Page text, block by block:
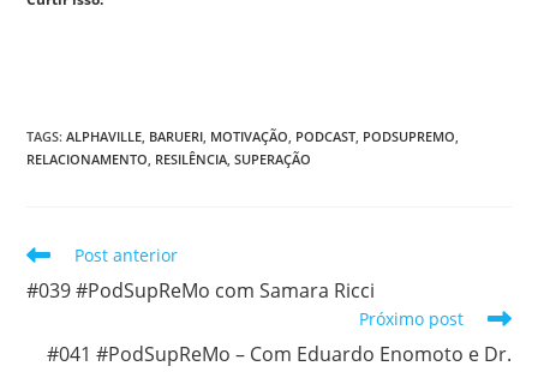
TAGS:ALPHAVILLE BARUERI MOTIVAÇÃO PODCAST PODSUPREMO
RELACIONAMENTO RESILÊNCIA SUPERAÇÃO
Leia
artigos
Post anterior
#039 #PodSupReMo com Samara Ricci
Próximo post
#041 #PodSupReMo – Com Eduardo Enomoto e Dr.